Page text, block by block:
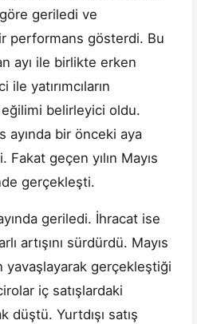
geriledi ve
performans gösterdi. Bu
ayı ile birlikte erken
yatırımcıların
belirleyici oldu.
ayında bir önceki aya
Fakat geçen yılın Mayıs
gerçekleşti.
geriledi. İhracat ise
artışını sürdürdü. Mayıs
yavaşlayarak gerçekleştiği
iç satışlardaki
düştü. Yurtdışı satış